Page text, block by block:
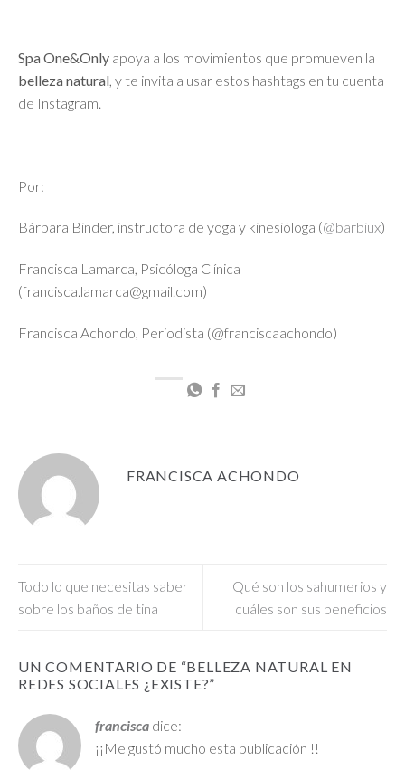
Spa One&Only apoya a los movimientos que promueven la
belleza natural, y te invita a usar estos hashtags en tu cuenta
de Instagram.
Por:
Bárbara Binder, instructora de yoga y kinesióloga (@barbiux)
Francisca Lamarca, Psicóloga Clínica
(francisca.lamarca@gmail.com)
Francisca Achondo, Periodista (@franciscaachondo)
FRANCISCA ACHONDO
Todo lo que necesitas saber
sobre los baños de tina
Qué son los sahumerios y
cuáles son sus beneficios
UN COMENTARIO DE “BELLEZA NATURAL EN
REDES SOCIALES ¿EXISTE?”
francisca dice:
¡¡Me gustó mucho esta publicación !!